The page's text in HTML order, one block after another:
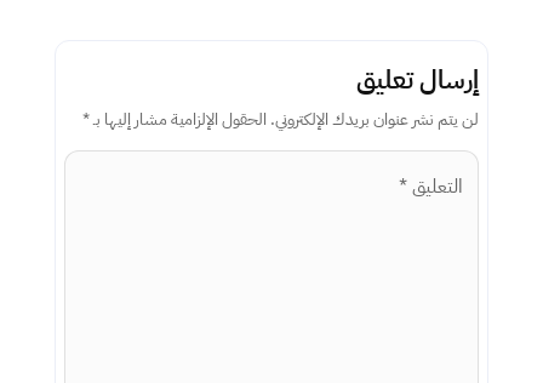
إرسال تعليق
لن يتم نشر عنوان بريدك الإلكتروني. الحقول الإلزامية مشار إليها بـ*